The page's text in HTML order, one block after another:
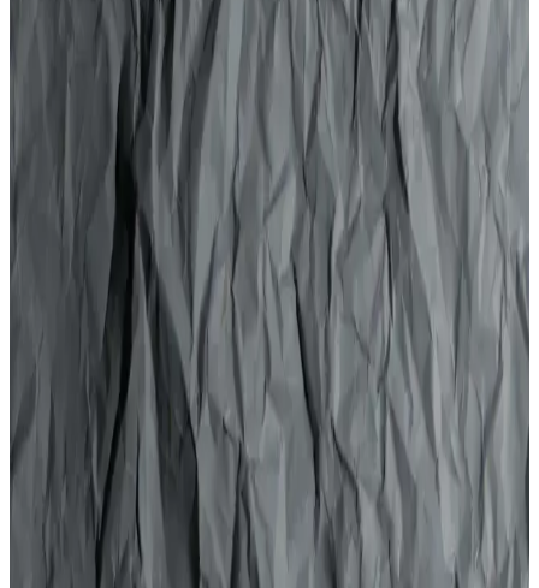
Bonhair Şekillendirici Saç Jölesi 500 ml, yüksek tutuculuk ve doğal
hacim sunar. Besleyici formülüyle saçları korur, kabarmayı önler ve
yapışkanlık bırakmadan hafif ıslaklık sağlar.
Totex Jöle Freeze 250 ml ile Güçlü ve Doğal Saç
Şekillendirme Çözümü
Totex Jöle Freeze 250 ml, güçlü tutuş ve doğal parlaklık sağlayan,
kuru veya ıslak saçta kullanılabilen, zarar vermeden kalıcı
şekillendirme imkanı sunan profesyonel bir saç jölesidir.
Taft Islak & Sert Saçlar ve Power Absolut Ultra Jöle
Karşılaştırması
İki popüler Taft jöle ürününün özelliklerini ve kullanıcı yorumlarını
karşılaştırarak, saç tipinize en uygun olanı seçmenize yardımcı
Saç Şekillendirme Ürünleri Karşılaştırması: Taft Jöle
ve Urban Care Wax Analizi
İşte saç şekillendirmede öne çıkan Taft Kavanoz Jöle Sert ve Urban
Care Style Guide Aqua Wax'ın detaylı karşılaştırması, özellikleri,
kullanıcı yorumları ve avantajlarıyla size en uygun seçeneği
bulmanıza yardımcı oluyor.